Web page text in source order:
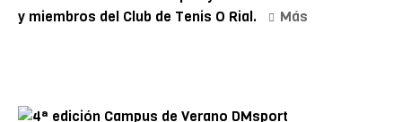
y miembros del Club de Tenis O Rial.
Más